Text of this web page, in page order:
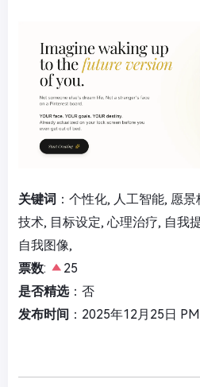
关键词 ：个性化, 人工智能, 愿
技术, 目标设定, 心理治疗, 自我
自我图像,
票数:
25
是否精选：否
发布时间 ：2025年12月25日